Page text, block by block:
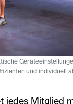
und individuell
jedes Mitglied